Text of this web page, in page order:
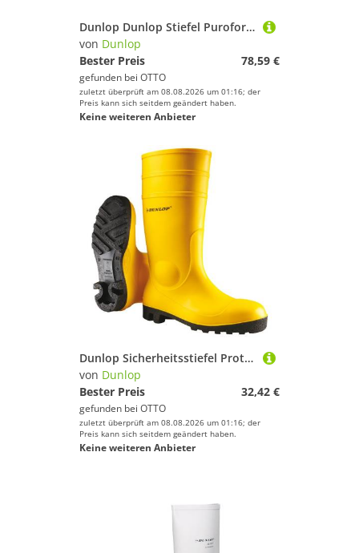
Dunlop Dunlop Stiefel Purofort MultiGrip safety S4 Arbeitsschuh
von Dunlop
Bester Preis
78,59 €
gefunden bei OTTO
zuletzt überprüft am 08.08.2026 um 01:16; der
Preis kann sich seitdem geändert haben.
Keine weiteren Anbieter
Dunlop Sicherheitsstiefel Protomaster S5 Sicherheitsstiefel
von Dunlop
Bester Preis
32,42 €
gefunden bei OTTO
zuletzt überprüft am 08.08.2026 um 01:16; der
Preis kann sich seitdem geändert haben.
Keine weiteren Anbieter